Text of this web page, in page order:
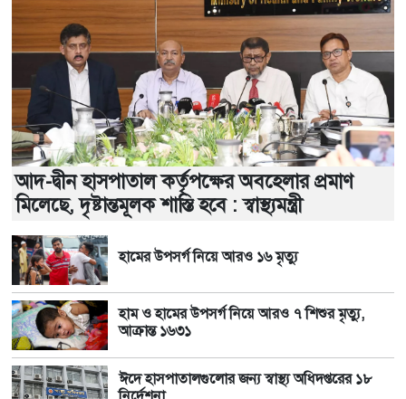
আদ-দ্বীন হাসপাতাল কর্তৃপক্ষের অবহেলার প্রমাণ
মিলেছে, দৃষ্টান্তমূলক শাস্তি হবে : স্বাস্থ্যমন্ত্রী
হামের উপসর্গ নিয়ে আরও ১৬ মৃত্যু
হাম ও হামের উপসর্গ নিয়ে আরও ৭ শিশুর মৃত্যু,
আক্রান্ত ১৬৩১
ঈদে হাসপাতালগুলোর জন্য স্বাস্থ্য অধিদপ্তরের ১৮